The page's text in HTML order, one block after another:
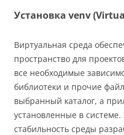
Установка venv
Виртуальная среда
пространство для
все необходимые
библиотеки и прочие
выбранный каталог, а
установленные в
стабильность среды